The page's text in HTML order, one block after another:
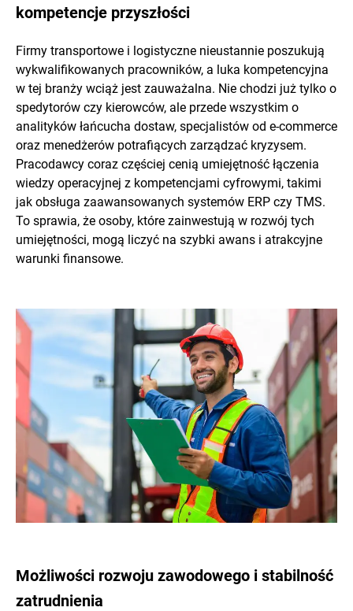
kompetencje przyszłości
Firmy transportowe i logistyczne nieustannie poszukują
wykwalifikowanych pracowników, a luka kompetencyjna
w tej branży wciąż jest zauważalna. Nie chodzi już tylko o
spedytorów czy kierowców, ale przede wszystkim o
analityków łańcucha dostaw, specjalistów od e-commerce
oraz menedżerów potrafiących zarządzać kryzysem.
Pracodawcy coraz częściej cenią umiejętność łączenia
wiedzy operacyjnej z kompetencjami cyfrowymi, takimi
jak obsługa zaawansowanych systemów ERP czy TMS.
To sprawia, że osoby, które zainwestują w rozwój tych
umiejętności, mogą liczyć na szybki awans i atrakcyjne
warunki finansowe.
Możliwości rozwoju zawodowego i stabilność
zatrudnienia